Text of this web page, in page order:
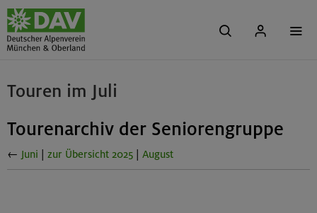
Touren im Juli
Tourenarchiv der Seniorengruppe
← Juni zur Übersicht 2025 August